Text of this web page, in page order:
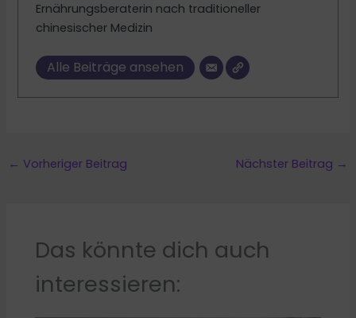
Ernährungsberaterin nach traditioneller
chinesischer Medizin
Alle Beiträge ansehen
← Vorheriger Beitrag Nächster Beitrag →
Das könnte dich auch
interessieren: